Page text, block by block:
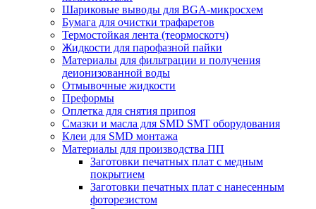
Шариковые выводы для BGA-микросхем
Бумага для очистки трафаретов
Термостойкая лента (теормоскотч)
Жидкости для парофазной пайки
Материалы для фильтрации и получения
деионизованной воды
Отмывочные жидкости
Преформы
Оплетка для снятия припоя
Смазки и масла для SMD SMT оборудования
Клеи для SMD монтажа
Материалы для производства ПП
Заготовки печатных плат с медным
покрытием
Заготовки печатных плат с нанесенным
фоторезистом